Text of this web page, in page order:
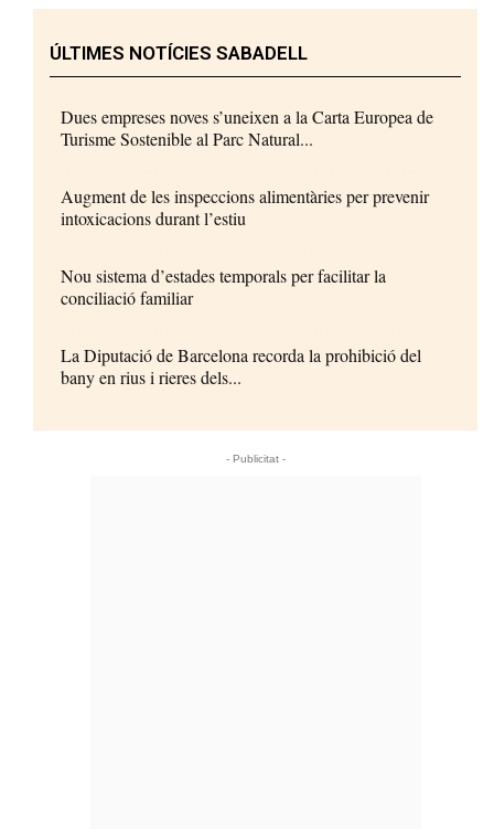
ÚLTIMES NOTÍCIES SABADELL
Dues empreses noves s’uneixen a la Carta Europea de
Turisme Sostenible al Parc Natural...
Augment de les inspeccions alimentàries per prevenir
intoxicacions durant l’estiu
Nou sistema d’estades temporals per facilitar la
conciliació familiar
La Diputació de Barcelona recorda la prohibició del
bany en rius i rieres dels...
- Publicitat -